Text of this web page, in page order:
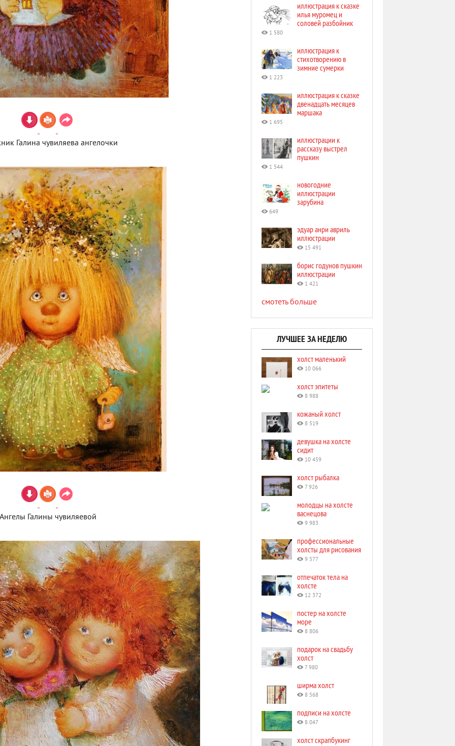
Галина чувиляева ангелочки
Галины чувиляевой
иллюстрация к сказке
илья муромец и
соловей разбойник
1 580
иллюстрация к
стихотворению в
зимние сумерки
1 223
иллюстрация к сказке
двенадцать месяцев
маршака
1 695
иллюстрации к
рассказу выстрел
пушкин
1 544
новогодние
иллюстрации
зарубина
649
эдуар анри авриль
иллюстрации
15 491
борис годунов пушкин
иллюстрации
1 421
смотеть больше
ЛУЧШЕЕ ЗА НЕДЕЛЮ
холст маленький
10 066
холст эпитеты
8 988
кожаный холст
8 519
девушка на холсте
сидит
10 459
холст рыбалка
7 926
молодцы на холсте
васнецова
9 983
профессиональные
холсты для рисования
9 577
отпечаток тела на
холсте
12 372
постер на холсте
море
8 806
подарок на свадьбу
холст
7 980
ширма холст
8 568
подписи на холсте
8 047
холст скрапбукинг